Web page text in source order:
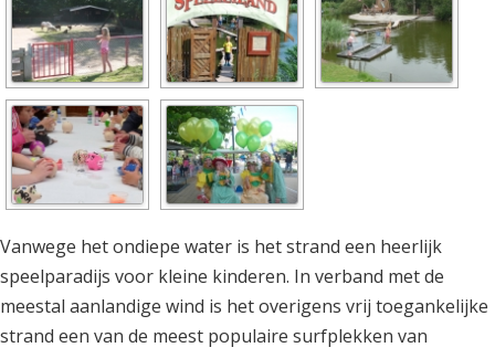
Vanwege het ondiepe water is het strand een heerlijk
speelparadijs voor kleine kinderen. In verband met de
meestal aanlandige wind is het overigens vrij toegankelijke
strand een van de meest populaire surfplekken van